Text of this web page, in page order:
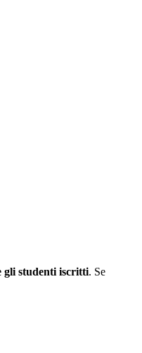
gli studenti iscritti. Se